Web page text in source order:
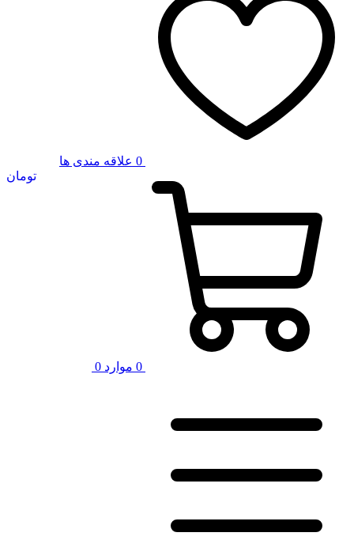
0 علاقه مندی ها
0 موارد 0
تومان